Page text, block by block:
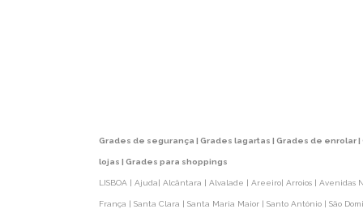
Grades de segurança | Grades lagartas | Grades de enrolar
lojas | Grades para shoppings
LISBOA | Ajuda| Alcântara | Alvalade | Areeiro| Arroios |
França | Santa Clara | Santa Maria Maior | Santo António | São